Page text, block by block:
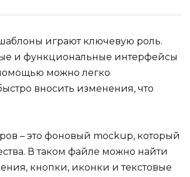
играют ключевую роль.
и функциональные интерфейсы
можно легко
вносить изменения, что
– это фоновый mockup, который
В таком файле можно найти
кнопки, иконки и текстовые